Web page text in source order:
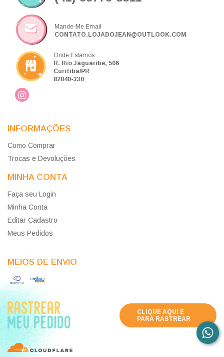
Mande-Me Email
CONTATO.LOJADOJEAN@OUTLOOK.COM
Onde Estamos
R. Rio Jaguaribe, 506
Curitiba/PR
82840-330
INFORMAÇÕES
Como Comprar
Trocas e Devoluções
MINHA CONTA
Faça seu Login
Minha Conta
Editar Cadastro
Meus Pedidos
MEIOS DE ENVIO
CLIQUE AQUI E
PARA RASTREAR